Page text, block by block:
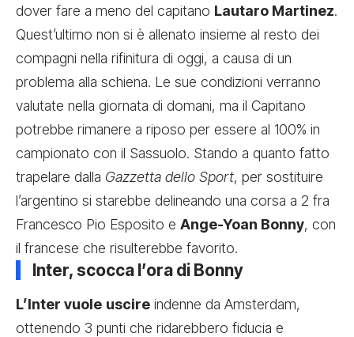
dover fare a meno del capitano Lautaro Martinez.
Quest’ultimo non si è allenato insieme al resto dei
compagni nella rifinitura di oggi, a causa di un
problema alla schiena. Le sue condizioni verranno
valutate nella giornata di domani, ma il Capitano
potrebbe rimanere a riposo per essere al 100% in
campionato con il Sassuolo. Stando a quanto fatto
trapelare dalla Gazzetta dello Sport, per sostituire
l’argentino si starebbe delineando una corsa a 2 fra
Francesco Pio Esposito e Ange-Yoan Bonny, con
il francese che risulterebbe favorito.
Inter, scocca l’ora di Bonny
L’Inter vuole uscire indenne da Amsterdam,
ottenendo 3 punti che ridarebbero fiducia e